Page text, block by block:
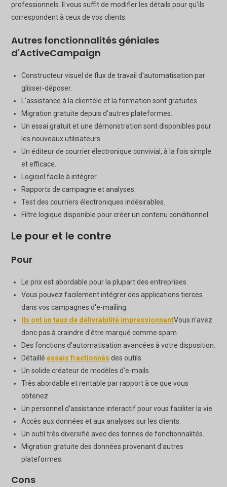
professionnels. Il vous suffit de modifier les détails pour qu'ils
correspondent à ceux de vos clients.
Autres fonctionnalités géniales
d'ActiveCampaign
Constructeur visuel de flux de travail d'automatisation par
glisser-déposer.
L'assistance à la clientèle et la formation sont gratuites.
Migration gratuite depuis d'autres plateformes.
Un essai gratuit et une démonstration sont disponibles pour
les nouveaux utilisateurs.
Un éditeur de courrier électronique convivial, à la fois simple
et efficace.
Logiciel facile à intégrer.
Rapports de campagne et analyses.
Test des courriers électroniques indésirables.
Filtre logique disponible pour créer un contenu conditionnel.
Le pour et le contre
Pour
Le prix est abordable pour la plupart des entreprises.
Vous pouvez facilement intégrer des applications tierces
dans vos campagnes d'e-mailing.
Ils ont un taux de délivrabilité impressionnantVous n'avez
donc pas à craindre d'être marqué comme spam.
Des fonctions d'automatisation avancées à votre disposition.
Détaillé essais fractionnés des outils.
Un solide créateur de modèles d'e-mails.
Très abordable et rentable par rapport à ce que vous
obtenez.
Un personnel d'assistance interactif pour vous faciliter la vie.
Accès aux données et aux analyses sur les clients.
Un outil très diversifié avec des tonnes de fonctionnalités.
Migration gratuite des données provenant d'autres
plateformes.
Cons